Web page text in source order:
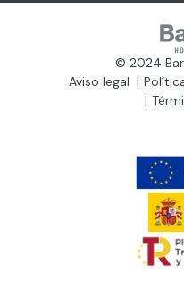
© 2024
Aviso legal